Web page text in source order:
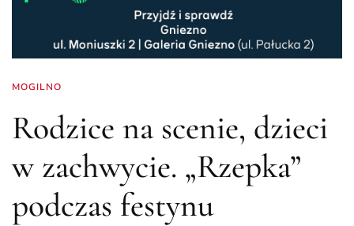
MOGILNO
Rodzice na scenie, dzieci
w zachwycie. „Rzepka”
podczas festynu